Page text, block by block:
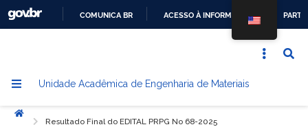
CONTEÚDO
COMUNICA BR ACESSO À INFORMAÇÃO
Unidade Acadêmica de Engenharia de Materiais
Início
Resultado Final do EDITAL PRPG No 68-2025